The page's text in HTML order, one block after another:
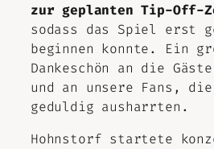
zur geplanten Tip-Off-
sodass das Spiel erst
beginnen konnte. Ein
Dankeschön an die
und an unsere Fans,
geduldig ausharrten.
Hohnstorf startete